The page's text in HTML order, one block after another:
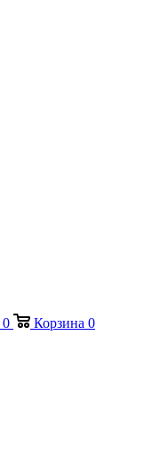
0 Корзина 0